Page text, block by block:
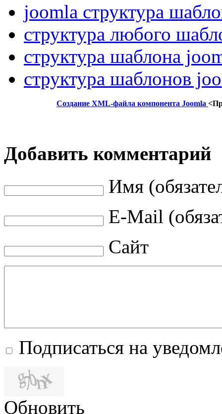
joomla структура
структура любого
структура шаблона
структура шаблонов
Создание XML-файла компонента Joomla
Добавить комментарий
Имя
E-Mail
Сайт
Подписаться на
Обновить